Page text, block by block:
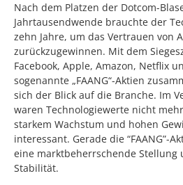
Nach dem Platzen der Dotcom-
Jahrtausendwende brauchte der
zehn Jahre, um das Vertrauen von
zurückzugewinnen. Mit dem
Facebook, Apple, Amazon, Netflix
sogenannte „FAANG“-Aktien
sich der Blick auf die Branche. Im
waren Technologiewerte nicht
starkem Wachstum und hohen
interessant. Gerade die “FAANG”-
eine marktbeherrschende Stellung
Stabilität.